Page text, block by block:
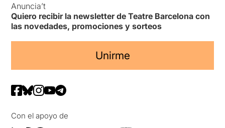
Anuncia’t
Quiero recibir la newsletter de Teatre Barcelona con
las novedades, promociones y sorteos
Unirme
Con el apoyo de